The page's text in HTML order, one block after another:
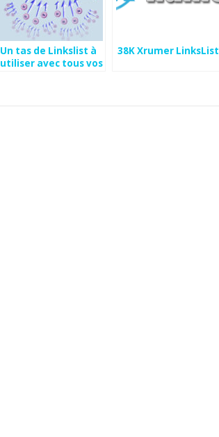
Un tas de Linkslist à
utiliser avec tous vos
38K Xrumer LinksList